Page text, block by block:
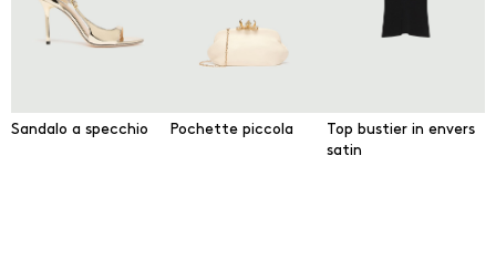
Sandalo a specchio Pochette piccola
Top bustier in envers
satin